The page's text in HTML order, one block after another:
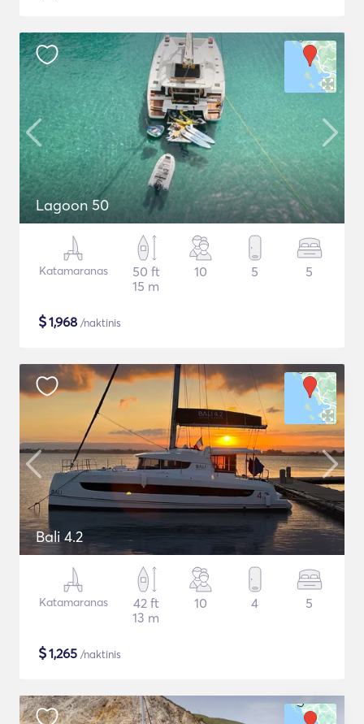
Lagoon 50
Katamaranas
50 ft
15 m
10 5 5
$1,968 /naktinis
Bali 4.2
Katamaranas
42 ft
13 m
10 4 5
$1,265 /naktinis